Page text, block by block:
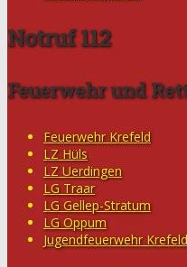
Notruf 112
Feuerwehr und
Feuerwehr Krefeld
LZ Hüls
LZ Uerdingen
LG Traar
LG Gellep-Stratum
LG Oppum
Jugendfeuerwehr Krefeld